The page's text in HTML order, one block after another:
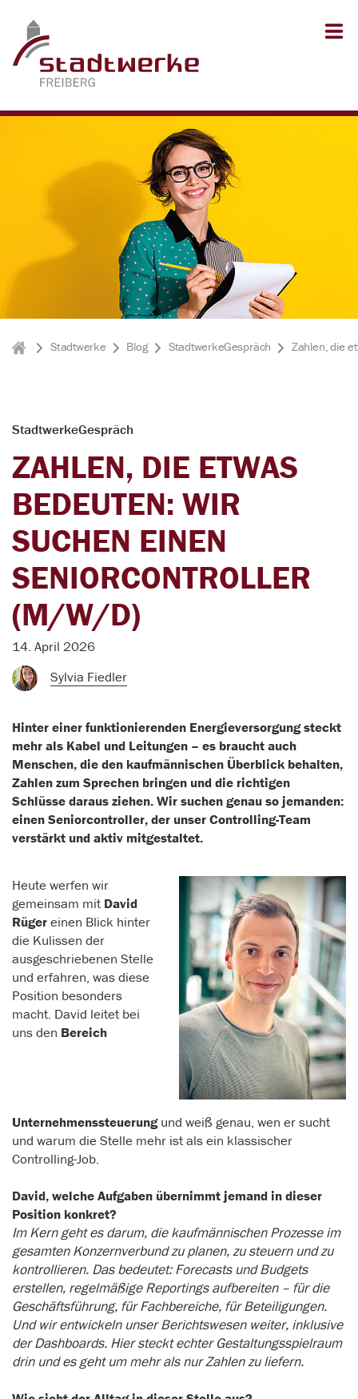
Stadtwerke Freiberg
Stadtwerke Blog StadtwerkeGespräch Zahlen, die
StadtwerkeGespräch
ZAHLEN, DIE ETWAS
BEDEUTEN: WIR
SUCHEN EINEN
SENIORCONTROLLER
(M/W/D)
14. April 2026
Sylvia Fiedler
Hinter einer funktionierenden Energieversorgung steckt
mehr als Kabel und Leitungen – es braucht auch
Menschen, die den kaufmännischen Überblick behalten,
Zahlen zum Sprechen bringen und die richtigen
Schlüsse daraus ziehen. Wir suchen genau so jemanden:
einen Seniorcontroller, der unser Controlling-Team
verstärkt und aktiv mitgestaltet.
Heute werfen wir
gemeinsam mit David
Rügereinen Blick hinter
die Kulissen der
ausgeschriebenen Stelle
und erfahren, was diese
Position besonders
macht. David leitet bei
uns den Bereich
Unternehmenssteuerungund weiß genau, wen er sucht
und warum die Stelle mehr ist als ein klassischer
Controlling-Job.
David, welche Aufgaben übernimmt jemand in dieser
Position konkret?
Im Kern geht es darum, die kaufmännischen Prozesse im
gesamten Konzernverbund zu planen, zu steuern und zu
kontrollieren. Das bedeutet: Forecasts und Budgets
erstellen, regelmäßige Reportings aufbereiten – für die
Geschäftsführung, für Fachbereiche, für Beteiligungen.
Und wir entwickeln unser Berichtswesen weiter, inklusive
der Dashboards. Hier steckt echter Gestaltungsspielraum
drin und es geht um mehr als nur Zahlen zu liefern.